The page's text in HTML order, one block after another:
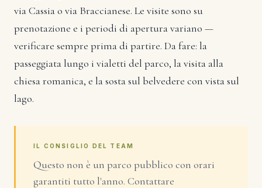
via Cassia o via Braccianese. Le visite sono su
prenotazione e i periodi di apertura variano —
verificare sempre prima di partire. Da fare: la
passeggiata lungo i vialetti del parco, la visita alla
chiesa romanica, e la sosta sul belvedere con vista sul
lago.
IL CONSIGLIO DEL TEAM
Questo non è un parco pubblico con orari
garantiti tutto l'anno. Contattare